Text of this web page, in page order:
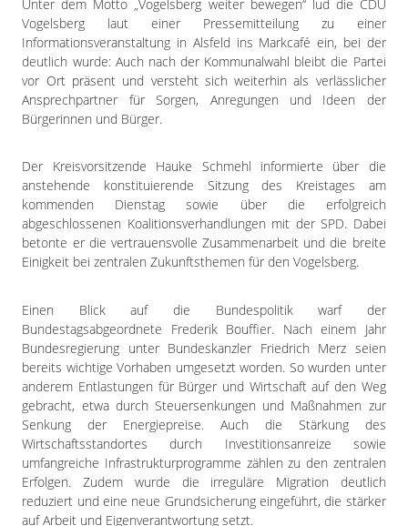
Fulda
Gießen
Impressum
Unter dem Motto „Vogelsberg weiter bewegen“ lud die CDU
Vogelsberg laut einer Pressemitteilung zu einer
Informationsveranstaltung in Alsfeld ins Markcafé ein, bei der
deutlich wurde: Auch nach der Kommunalwahl bleibt die Partei
vor Ort präsent und versteht sich weiterhin als verlässlicher
Ansprechpartner für Sorgen, Anregungen und Ideen der
Bürgerinnen und Bürger.
Der Kreisvorsitzende Hauke Schmehl informierte über die
anstehende konstituierende Sitzung des Kreistages am
kommenden Dienstag sowie über die erfolgreich
abgeschlossenen Koalitionsverhandlungen mit der SPD. Dabei
betonte er die vertrauensvolle Zusammenarbeit und die breite
Einigkeit bei zentralen Zukunftsthemen für den Vogelsberg.
Einen Blick auf die Bundespolitik warf der
Bundestagsabgeordnete Frederik Bouffier. Nach einem Jahr
Bundesregierung unter Bundeskanzler Friedrich Merz seien
bereits wichtige Vorhaben umgesetzt worden. So wurden unter
anderem Entlastungen für Bürger und Wirtschaft auf den Weg
gebracht, etwa durch Steuersenkungen und Maßnahmen zur
Senkung der Energiepreise. Auch die Stärkung des
Wirtschaftsstandortes durch Investitionsanreize sowie
umfangreiche Infrastrukturprogramme zählen zu den zentralen
Erfolgen. Zudem wurde die irreguläre Migration deutlich
reduziert und eine neue Grundsicherung eingeführt, die stärker
auf Arbeit und Eigenverantwortung setzt.